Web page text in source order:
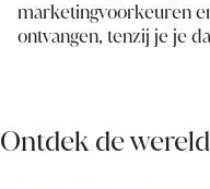
marketingvoorkeuren
ontvangen, tenzij je je
Ontdek de